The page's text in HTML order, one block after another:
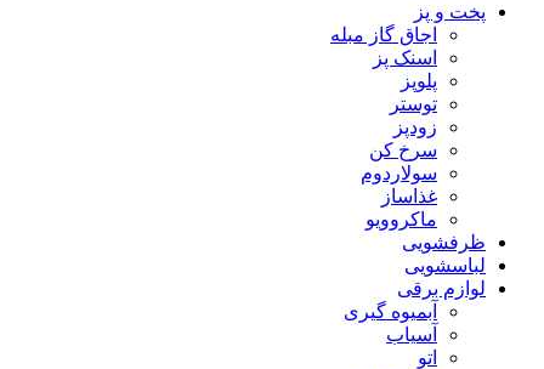
پخت و پز
اجاق گاز مبله
اسنک پز
پلوپز
توستر
زودپز
سرخ کن
سولاردوم
غذاساز
ماکروویو
ظرفشویی
لباسشویی
لوازم برقی
آبمیوه گیری
آسیاب
اتو